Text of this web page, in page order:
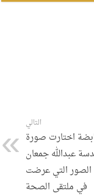
التالي
اختارت صورة
عبدالله جمعان
الصور التي عرضت
في ملتقى الصحة